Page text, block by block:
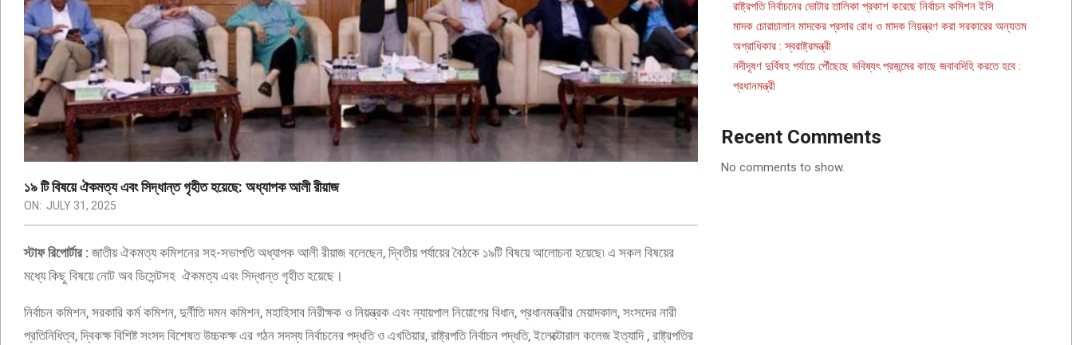
ONLINE
NEWSPAPER
১৯ টি বিষয়ে ঐকমত্য এবং সিদ্ধান্ত গৃহীত হয়েছে: অধ্যাপক আলী রীয়াজ
ON: JULY 31, 2025
স্টাফ রিপোর্টার : জাতীয় ঐকমত্য কমিশনের সহ-সভাপতি অধ্যাপক আলী রীয়াজ বলেছেন, দ্বিতীয় পর্যায়ের বৈঠকে ১৯টি বিষয়ে আলোচনা হয়েছে৷ এ সকল বিষয়ের
মধ্যে কিছু বিষয়ে নোট অব ডিসেন্টসহ ঐকমত্য এবং সিদ্ধান্ত গৃহীত হয়েছে।
নির্বাচন কমিশন, সরকারি কর্ম কমিশন, দুর্নীতি দমন কমিশন, মহাহিসাব নিরীক্ষক ও নিয়ন্ত্রক এবং ন্যায়পাল নিয়োগের বিধান, প্রধানমন্ত্রীর মেয়াদকাল, সংসদের নারী
প্রতিনিধিত্ব, দ্বিকক্ষ বিশিষ্ট সংসদ বিশেষত উচ্চকক্ষ এর গঠন সদস্য নির্বাচনের পদ্ধতি ও এখতিয়ার, রাষ্ট্রপতি নির্বাচন পদ্ধতি, ইলেক্টোরাল কলেজ ইত্যাদি , রাষ্ট্রপতির
রাষ্ট্রপতি নির্বাচনের ভোটার তালিকা প্রকাশ করেছে নির্বাচন কমিশন ইসি
মাদক চোরাচালান মাদকের প্রসার রোধ ও মাদক নিয়ন্ত্রণ করা সরকারের অন্যতম
অগ্রাধিকার : স্বরাষ্ট্রমন্ত্রী
নদীদূষণ দুর্বিষহ পর্যায়ে পৌঁছেছে ভবিষ্যৎ প্রজন্মের কাছে জবাবদিহি করতে হবে :
প্রধানমন্ত্রী
Recent Comments
No comments to show.